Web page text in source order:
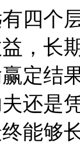
个层
，长
定结
还是
能够